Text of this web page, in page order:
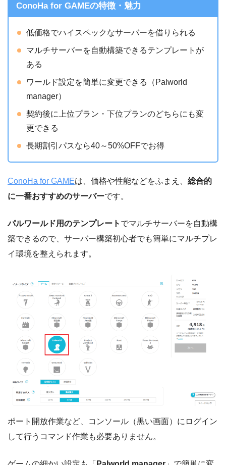
ConoHa for GAMEの特徴・魅力
低価格でハイスペックなサーバーを借りられる
マルチサーバーを自動構築できるテンプレートが
ある
ワールド設定を簡単に変更できる（Palworld
manager）
契約後に上位プラン・下位プランのどちらにも変
更できる
長期割引パスなら40～50%OFFでお得
ConoHa for GAMEは、価格や性能などをふまえ、 総合的
に一番おすすめのサーバーです。
パルワールド用のテンプレート でマルチサーバーを自動構
築できるので、サーバー構築初心者でも簡単にマルチプレ
イ環境を整えられます。
ポート開放作業など、コンソール（黒い画面）にログイン
して行うコマンド作業も必要ありません。